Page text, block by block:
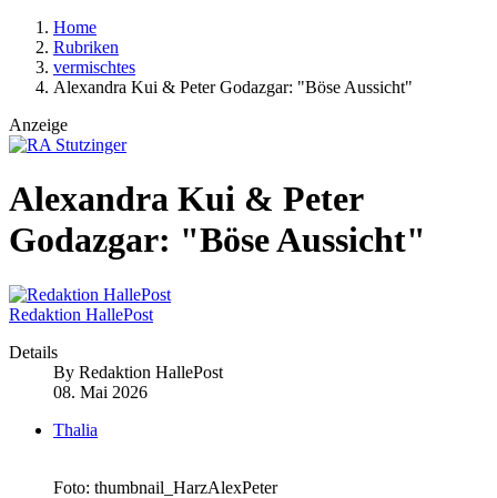
Home
Rubriken
vermischtes
Alexandra Kui & Peter Godazgar: "Böse Aussicht"
Anzeige
Alexandra Kui & Peter
Godazgar: "Böse Aussicht"
Redaktion HallePost
Details
By Redaktion HallePost
08. Mai 2026
Thalia
Foto: thumbnail_HarzAlexPeter